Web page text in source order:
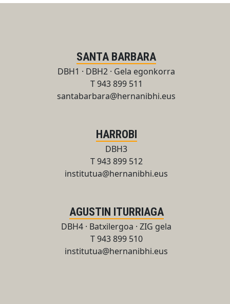
SANTA BARBARA
DBH1 · DBH2 · Gela egonkorra
T 943 899 511
santabarbara@hernanibhi.eus
HARROBI
DBH3
T 943 899 512
institutua@hernanibhi.eus
AGUSTIN ITURRIAGA
DBH4 · Batxilergoa · ZIG gela
T 943 899 510
institutua@hernanibhi.eus